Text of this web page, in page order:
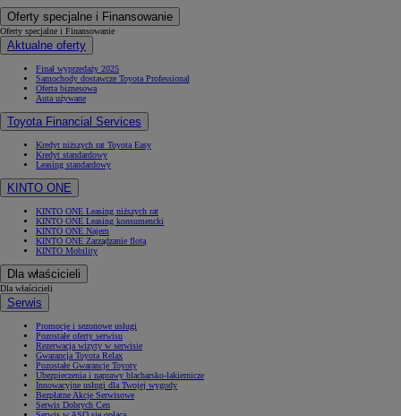
Oferty specjalne i Finansowanie
Oferty specjalne i Finansowanie
Aktualne oferty
Finał wyprzedaży 2025
Samochody dostawcze Toyota Professional
Oferta biznesowa
Auta używane
Toyota Financial Services
Kredyt niższych rat Toyota Easy
Kredyt standardowy
Leasing standardowy
KINTO ONE
KINTO ONE Leasing niższych rat
KINTO ONE Leasing konsumencki
KINTO ONE Najem
KINTO ONE Zarządzanie flotą
KINTO Mobility
Dla właścicieli
Dla właścicieli
Serwis
Promocje i sezonowe usługi
Pozostałe oferty serwisu
Rezerwacja wizyty w serwisie
Gwarancja Toyota Relax
Pozostałe Gwarancje Toyoty
Ubezpieczenia i naprawy blacharsko-lakiernicze
Innowacyjne usługi dla Twojej wygody
Bezpłatne Akcje Serwisowe
Serwis Dobrych Cen